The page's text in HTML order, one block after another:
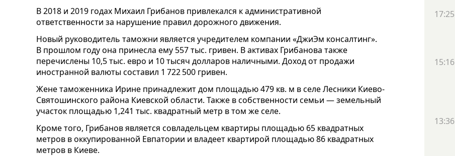
В 2018 и 2019 годах Михаил Грибанов привлекался к административной
ответственности за нарушение правил дорожного движения.
Новый руководитель таможни является учредителем компании «ДжиЭм консалтинг».
В прошлом году она принесла ему 557 тыс. гривен. В активах Грибанова также
перечислены 10,5 тыс. евро и 10 тысяч долларов наличными. Доход от продажи
иностранной валюты составил 1 722 500 гривен.
Жене таможенника Ирине принадлежит дом площадью 479 кв. м в селе Лесники Киево-
Святошинского района Киевской области. Также в собственности семьи — земельный
участок площадью 1,241 тыс. квадратный метр в том же селе.
Кроме того, Грибанов является совладельцем квартиры площадью 65 квадратных
метров в оккупированной Евпатории и владеет квартирой площадью 86 квадратных
метров в Киеве.
17:25
15:16
13:36